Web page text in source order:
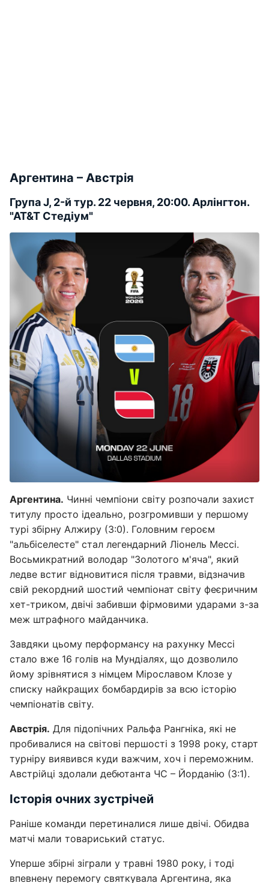
Аргентина – Австрія
Група J, 2-й тур. 22 червня, 20:00. Арлінгтон.
"АТ&Т Стедіум"
Аргентина. Чинні чемпіони світу розпочали захист
титулу просто ідеально, розгромивши у першому
турі збірну Алжиру (3:0). Головним героєм
"альбіселесте" стал легендарний Ліонель Мессі.
Восьмикратний володар "Золотого м'яча", який
ледве встиг відновитися після травми, відзначив
свій рекордний шостий чемпіонат світу феєричним
хет-триком, двічі забивши фірмовими ударами з-за
меж штрафного майданчика.
Завдяки цьому перформансу на рахунку Мессі
стало вже 16 голів на Мундіалях, що дозволило
йому зрівнятися з німцем Мірославом Клозе у
списку найкращих бомбардирів за всю історію
чемпіонатів світу.
Австрія. Для підопічних Ральфа Рангніка, які не
пробивалися на світові першості з 1998 року, старт
турніру виявився куди важчим, хоч і переможним.
Австрійці здолали дебютанта ЧС – Йорданію (3:1).
Історія очних зустрічей
Раніше команди перетиналися лише двічі. Обидва
матчі мали товариський статус.
Уперше збірні зіграли у травні 1980 року, і тоді
впевнену перемогу святкувала Аргентина, яка